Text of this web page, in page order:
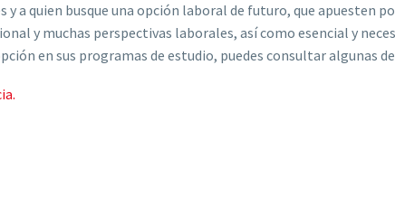
a quien busque una opción laboral de futuro, que apuesten
y muchas perspectivas laborales, así como esencial y
en sus programas de estudio, puedes consultar algunas